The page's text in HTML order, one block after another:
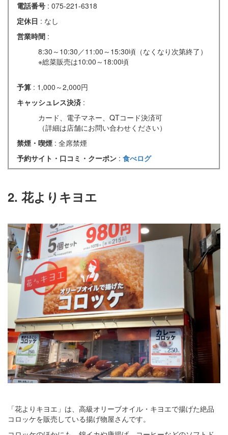
電話番号 : 075-221-6318
定休日 : なし
営業時間 :
8:30～10:30／11:00～15:30頃（なくなり次第終了）
※総菜販売は10:00～18:00頃
予算 : 1,000～2,000円
キャッシュレス決済 :
カード、電子マネー、QTコード決済可
（詳細は店舗にお問い合わせください）
禁煙・喫煙 : 全席禁煙
予約サイト・口コミ・クーポン : 食べログ
2. 花よりキヨエ
「花よりキヨエ」は、高級オリーブオイル・キヨエで揚げた絶品
コロッケを販売している揚げ物屋さんです。